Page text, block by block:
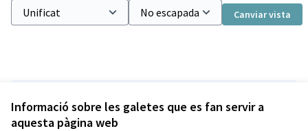
Informació sobre les galetes que es fan servir a
aquesta pàgina web
Canviar vista